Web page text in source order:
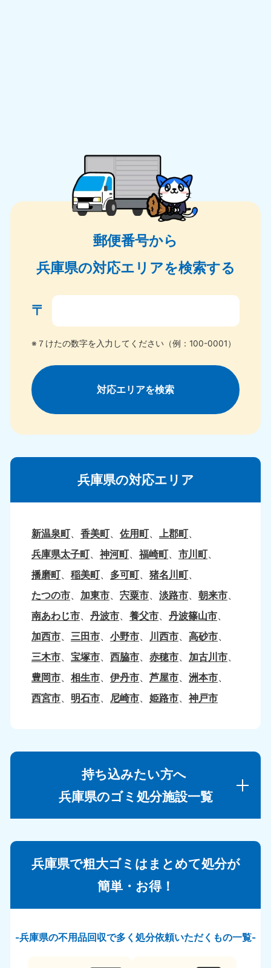
郵便番号から
兵庫県の対応エリアを検索する
〒
※７けたの数字を入力してください（例：100-0001）
対応エリアを検索
兵庫県の対応エリア
新温泉町 香美町 佐用町
上郡町
兵庫県太子町
神河町 福崎町
市川町
播磨町
稲美町 多可町
猪名川町
たつの市
加東市 宍粟市 淡路市
朝来市
南あわじ市
丹波市 養父市
丹波篠山市
加西市
三田市 小野市 川西市
高砂市
三木市
宝塚市 西脇市 赤穂市
加古川市
豊岡市
相生市 伊丹市 芦屋市
洲本市
西宮市
明石市 尼崎市 姫路市 神戸市
持ち込みたい方へ
兵庫県のゴミ処分施設一覧
兵庫県で粗大ゴミはまとめて処分が
簡単・お得！
兵庫県の不用品回収で多く処分依頼いただくもの一覧